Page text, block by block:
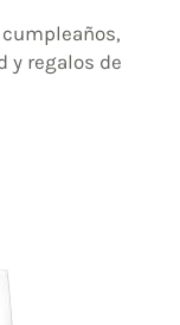
y regalos de